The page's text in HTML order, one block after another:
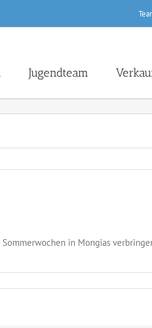
Jugendteam
in Mongias